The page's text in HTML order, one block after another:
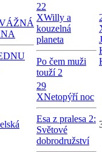
22
XWilly a
kouzelná
planeta
Po čem muži
touží 2
29
XNetopýří noc
Esa z pralesa 2:
Světové
dobrodružství